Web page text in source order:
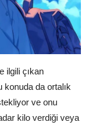
ilgili çıkan
konuda da ortalık
ve onu
kilo verdiği veya